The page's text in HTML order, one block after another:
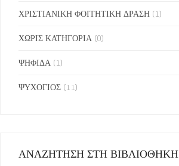
ΧΡΙΣΤΙΑΝΙΚΗ ΦΟΙΤΗΤΙΚΗ ΔΡΑΣΗ (1)
ΧΩΡΙΣ ΚΑΤΗΓΟΡΙΑ (0)
ΨΗΦΙΔΑ (1)
ΨΥΧΟΓΙΟΣ (11)
ΑΝΑΖΗΤΗΣΗ ΣΤΗ ΒΙΒΛΙΟΘΗΚΗ